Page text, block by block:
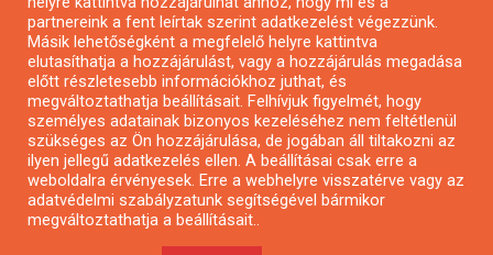
Pályázatok civil szervezeteknek
Pályázatok vállalkozásoknak
Önkormányzati pályázatok
Mezőgazdasági pályázatok
Falusi turizmus pályázatok
Napelem pályázatok
GINOP pályázatok
partnereink a fent leírtak szerint adatkezelést végezzünk.
Másik lehetőségként a megfelelő helyre kattintva
elutasíthatja a hozzájárulást, vagy a hozzájárulás megadása
előtt részletesebb információkhoz juthat, és
megváltoztathatja beállításait. Felhívjuk figyelmét, hogy
személyes adatainak bizonyos kezeléséhez nem feltétlenül
szükséges az Ön hozzájárulása, de jogában áll tiltakozni az
ilyen jellegű adatkezelés ellen. A beállításai csak erre a
weboldalra érvényesek. Erre a webhelyre visszatérve vagy az
adatvédelmi szabályzatunk segítségével bármikor
megváltoztathatja a beállításait..